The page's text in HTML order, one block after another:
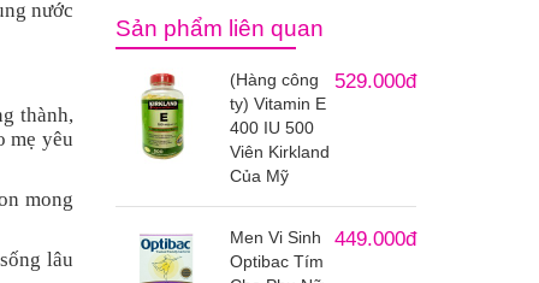
nước
thành,
mẹ yêu
mong
lâu
Sản phẩm liên quan
(Hàng công
ty) Vitamin E
400 IU 500
Viên Kirkland
Của Mỹ
529.000đ
Men Vi Sinh
Optibac Tím
449.000đ